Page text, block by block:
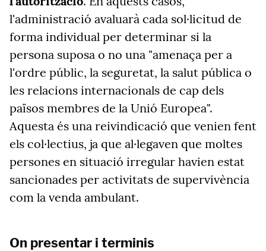
l'administració avaluarà cada sol·licitud de
forma individual per determinar si la
persona suposa o no una "amenaça per a
l'ordre públic, la seguretat, la salut pública o
les relacions internacionals de cap dels
països membres de la Unió Europea".
Aquesta és una reivindicació que venien fent
els col·lectius, ja que al·legaven que moltes
persones en situació irregular havien estat
sancionades per activitats de supervivència
com la venda ambulant.
On presentar i terminis